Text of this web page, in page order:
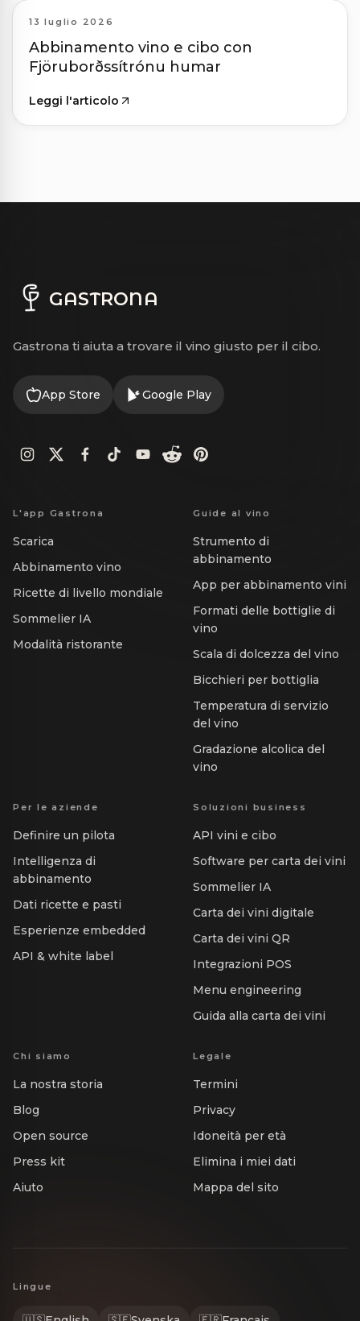
13 luglio 2026
Abbinamento vino e cibo con
Fjöruborðssítrónu humar
Leggi l'articolo
GASTRONA
Gastrona ti aiuta a trovare il vino giusto per il cibo.
App Store Google Play
L'app Gastrona
Scarica
Abbinamento vino
Ricette di livello mondiale
Sommelier IA
Modalità ristorante
Guide al vino
Strumento di
abbinamento
App per abbinamento vini
Formati delle bottiglie di
vino
Scala di dolcezza del vino
Bicchieri per bottiglia
Temperatura di servizio
del vino
Gradazione alcolica del
vino
Per le aziende
Definire un pilota
Intelligenza di
abbinamento
Dati ricette e pasti
Esperienze embedded
API & white label
Soluzioni business
API vini e cibo
Software per carta dei vini
Sommelier IA
Carta dei vini digitale
Carta dei vini QR
Integrazioni POS
Menu engineering
Guida alla carta dei vini
Chi siamo
La nostra storia
Blog
Open source
Press kit
Aiuto
Legale
Termini
Privacy
Idoneità per età
Elimina i miei dati
Mappa del sito
Lingue